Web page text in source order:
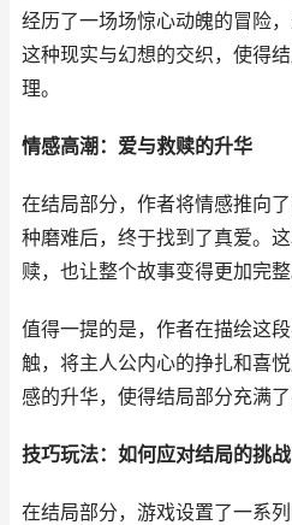
经历了一场场惊心动魄的冒险
这种现实与幻想的交织，使得
理。
情感高潮：爱与救赎的升华
在结局部分，作者将情感推向
种磨难后，终于找到了真爱。
赎，也让整个故事变得更加完整
值得一提的是，作者在描绘这
触，将主人公内心的挣扎和喜
感的升华，使得结局部分充满了
技巧玩法：如何应对结局的挑战
在结局部分，游戏设置了一系